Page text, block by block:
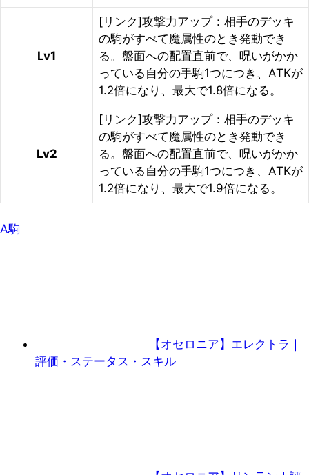
Lv1
[リンク]攻撃力アップ：相手のデッキ
の駒がすべて魔属性のとき発動でき
る。盤面への配置直前で、呪いがかか
っている自分の手駒1つにつき、ATKが
1.2倍になり、最大で1.8倍になる。
Lv2
[リンク]攻撃力アップ：相手のデッキ
の駒がすべて魔属性のとき発動でき
る。盤面への配置直前で、呪いがかか
っている自分の手駒1つにつき、ATKが
1.2倍になり、最大で1.9倍になる。
A駒
【オセロニア】エレクトラ｜
評価・ステータス・スキル